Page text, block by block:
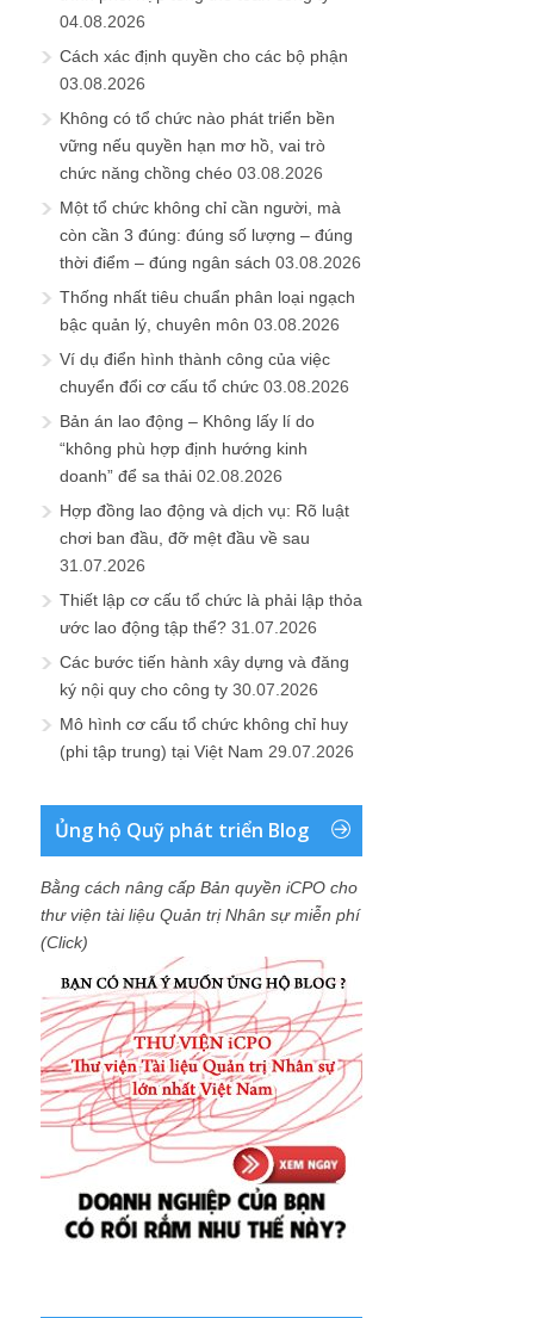
04.08.2026
Cách xác định quyền cho các bộ phận
03.08.2026
Không có tổ chức nào phát triển bền
vững nếu quyền hạn mơ hồ, vai trò
chức năng chồng chéo 03.08.2026
Một tổ chức không chỉ cần người, mà
còn cần 3 đúng: đúng số lượng – đúng
thời điểm – đúng ngân sách 03.08.2026
Thống nhất tiêu chuẩn phân loại ngạch
bậc quản lý, chuyên môn 03.08.2026
Ví dụ điển hình thành công của việc
chuyển đổi cơ cấu tổ chức 03.08.2026
Bản án lao động – Không lấy lí do
“không phù hợp định hướng kinh
doanh” để sa thải 02.08.2026
Hợp đồng lao động và dịch vụ: Rõ luật
chơi ban đầu, đỡ mệt đầu về sau
31.07.2026
Thiết lập cơ cấu tổ chức là phải lập thỏa
ước lao động tập thể? 31.07.2026
Các bước tiến hành xây dựng và đăng
ký nội quy cho công ty 30.07.2026
Mô hình cơ cấu tổ chức không chỉ huy
(phi tập trung) tại Việt Nam 29.07.2026
Ủng hộ Quỹ phát triển Blog
Bằng cách nâng cấp Bản quyền iCPO cho
thư viện tài liệu Quản trị Nhân sự miễn phí
(Click)